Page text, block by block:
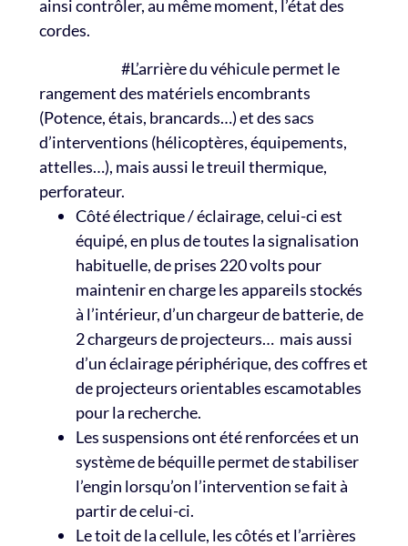
ainsi contrôler, au même moment, l’état des
cordes.
#L’arrière du véhicule permet le
rangement des matériels encombrants
(Potence, étais, brancards…) et des sacs
d’interventions (hélicoptères, équipements,
attelles…), mais aussi le treuil thermique,
perforateur.
Côté électrique / éclairage, celui-ci est
équipé, en plus de toutes la signalisation
habituelle, de prises 220 volts pour
maintenir en charge les appareils stockés
à l’intérieur, d’un chargeur de batterie, de
2 chargeurs de projecteurs… mais aussi
d’un éclairage périphérique, des coffres et
de projecteurs orientables escamotables
pour la recherche.
Les suspensions ont été renforcées et un
système de béquille permet de stabiliser
l’engin lorsqu’on l’intervention se fait à
partir de celui-ci.
Le toit de la cellule, les côtés et l’arrières